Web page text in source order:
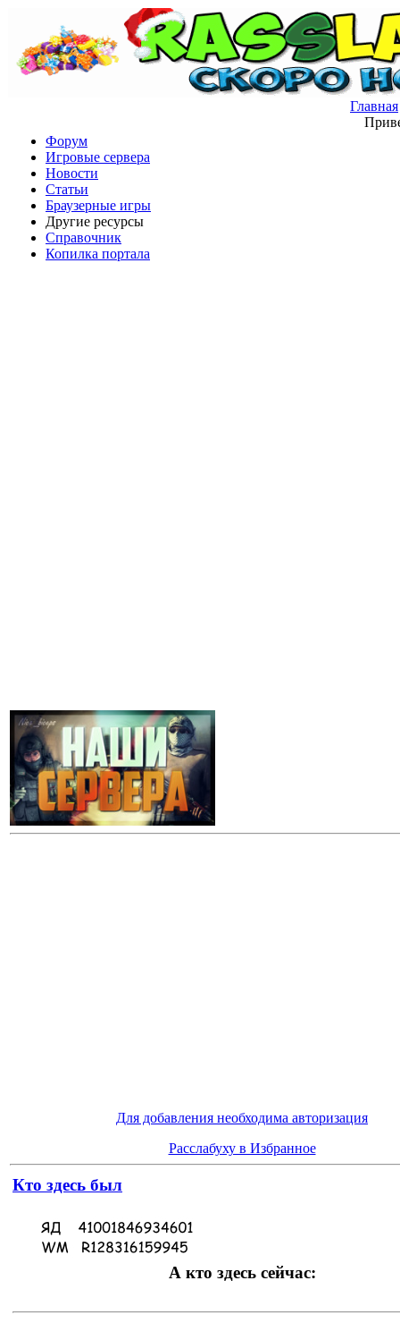
Главная
Форум
Игровые сервера
Новости
Статьи
Браузерные игры
Другие ресурсы
Справочник
Копилка портала
Для добавления необходима авторизация
Расслабуху в Избранное
Кто здесь был
А кто здесь сейчас: